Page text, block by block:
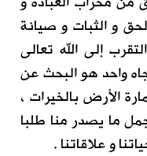
و الثبات و صيانة
إلى الله تعالى
واحد هو البحث عن
الأرض بالخيرات ،
ما يصدر منا طلبا
و علاقاتنا .